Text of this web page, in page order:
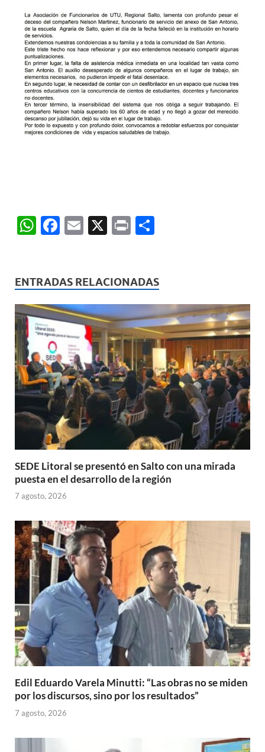
W
s
A
p
p
F
b
o
o
k
E
X
P
p
ar
ti
r
ENTRADAS RELACIONADAS
SEDE Litoral se presentó en Salto con una mirada
puesta en el desarrollo de la región
7 agosto, 2026
Edil Eduardo Varela Minutti: “Las obras no se miden
por los discursos, sino por los resultados”
7 agosto, 2026